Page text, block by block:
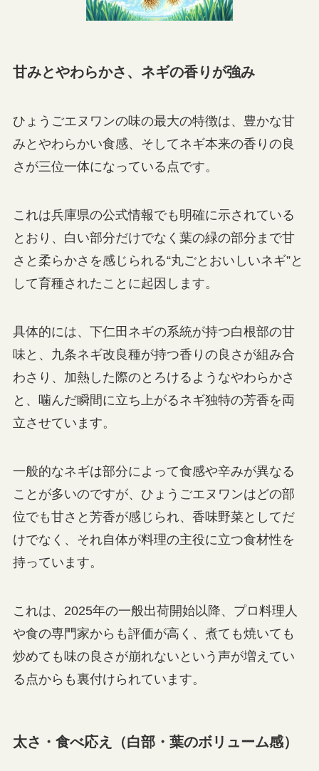
甘みとやわらかさ、ネギの香りが強み
ひょうごエヌワンの味の最大の特徴は、豊かな甘
みとやわらかい食感、そしてネギ本来の香りの良
さが三位一体になっている点です。
これは兵庫県の公式情報でも明確に示されている
とおり、白い部分だけでなく葉の緑の部分まで甘
さと柔らかさを感じられる“丸ごとおいしいネギ”と
して育種されたことに起因します。
具体的には、下仁田ネギの系統が持つ白根部の甘
味と、九条ネギ改良種が持つ香りの良さが組み合
わさり、加熱した際のとろけるようなやわらかさ
と、噛んだ瞬間に立ち上がるネギ独特の芳香を両
立させています。
一般的なネギは部分によって食感や辛みが異なる
ことが多いのですが、ひょうごエヌワンはどの部
位でも甘さと芳香が感じられ、香味野菜としてだ
けでなく、それ自体が料理の主役に立つ食材性を
持っています。
これは、2025年の一般出荷開始以降、プロ料理人
や食の専門家からも評価が高く、煮ても焼いても
炒めても味の良さが崩れないという声が増えてい
る点からも裏付けられています。
太さ・食べ応え（白部・葉のボリューム感）